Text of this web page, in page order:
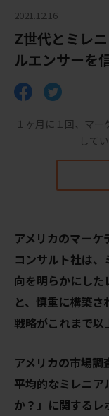
2021.12.16
Z世代とミレ
ルエンサーを
１ヶ月に１回、マ
して
アメリカのマーケ
コンサルト社は
向を明らかにし
と、慎重に構築
戦略がこれまで以
アメリカの市場調
平均的なミレニ
か？」に関するレ